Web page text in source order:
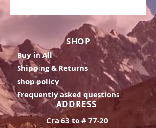
SHOP
Buy in All
Shipping & Returns
shop policy
Frequently asked questions
ADDRESS
Cra 63 to # 77-20